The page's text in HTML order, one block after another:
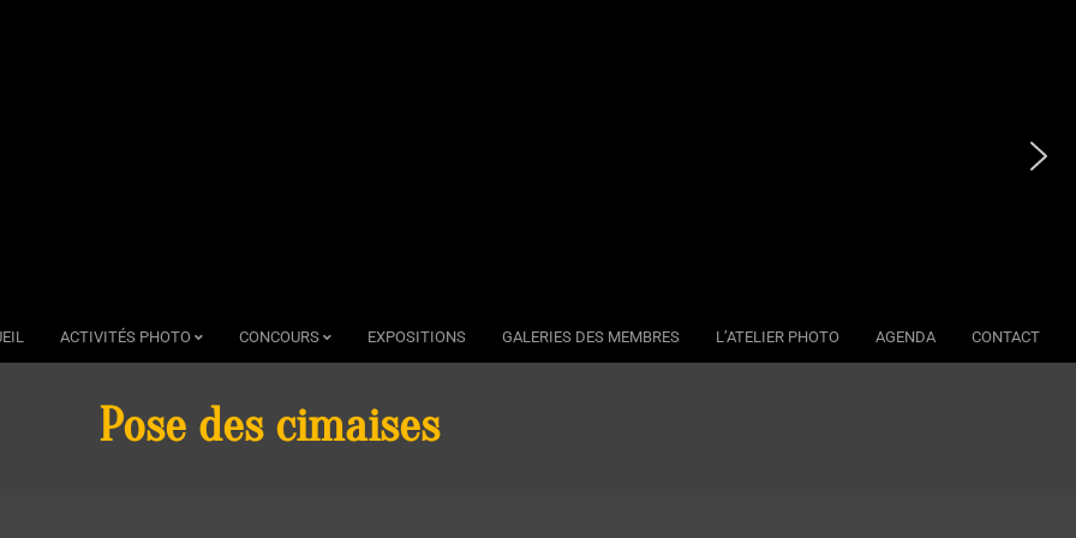
ACTIVITÉS PHOTO CONCOURS EXPOSITIONS GALERIES DES MEMBRES L’ATELIER PHOTO AGENDA CONTACT
Pose des cimaises